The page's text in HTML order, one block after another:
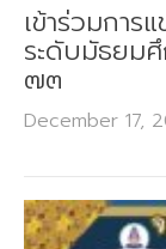
เข้าร่วมกา
ระดับมัธยม
๗๓
December 17,